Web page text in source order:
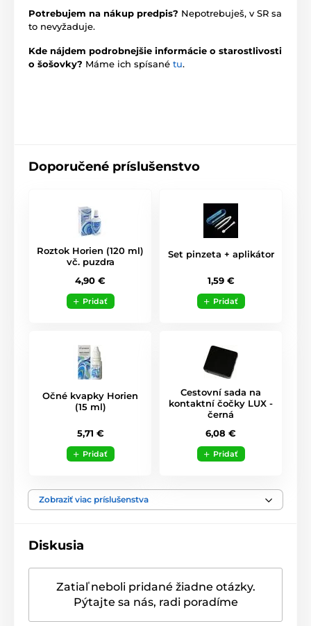
Potrebujem na nákup predpis? Nepotrebuješ, v SR sa
to nevyžaduje.
Kde nájdem podrobnejšie informácie o starostlivosti
o šošovky? Máme ich spísané tu.
Doporučené príslušenstvo
Roztok Horien (120 ml)
vč. puzdra
4,90 €
Pridať
Set pinzeta + aplikátor
1,59 €
Pridať
Očné kvapky Horien
(15 ml)
5,71 €
Pridať
Cestovní sada na
kontaktní čočky LUX -
černá
6,08 €
Pridať
Zobraziť viac príslušenstva
Diskusia
Zatiaľ neboli pridané žiadne otázky.
Pýtajte sa nás, radi poradíme